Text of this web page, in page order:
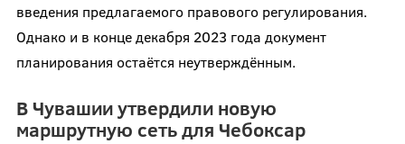
введения предлагаемого правового регулирования.
Однако и в конце декабря 2023 года документ
планирования остаётся неутверждённым.
В Чувашии утвердили новую
маршрутную сеть для Чебоксар